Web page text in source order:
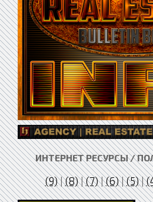
ИНТЕРНЕТ РЕСУРСЫ /
(9)|(8)|(7)|(6)|(5)|